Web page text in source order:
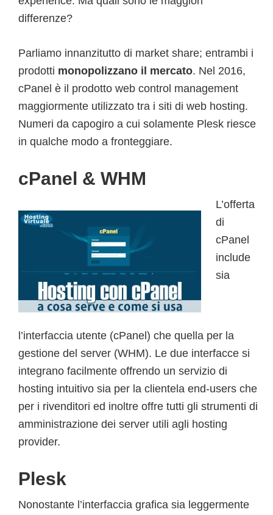
differenze?
Parliamo innanzitutto di market share; entrambi i
prodotti monopolizzano il mercato. Nel 2016,
cPanel è il prodotto web control management
maggiormente utilizzato tra i siti di web hosting.
Numeri da capogiro a cui solamente Plesk riesce
in qualche modo a fronteggiare.
cPanel & WHM
L’offerta
di
cPanel
include
sia
l’interfaccia utente (cPanel) che quella per la
gestione del server (WHM). Le due interfacce si
integrano facilmente offrendo un servizio di
hosting intuitivo sia per la clientela end-users che
per i rivenditori ed inoltre offre tutti gli strumenti di
amministrazione dei server utili agli hosting
provider.
Plesk
Nonostante l’interfaccia grafica sia leggermente